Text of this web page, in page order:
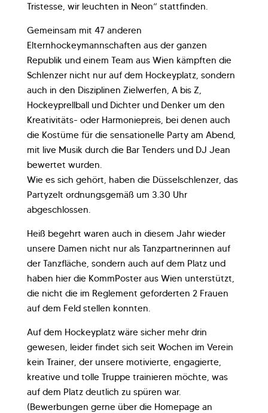
Tristesse, wir leuchten in Neon“ stattfinden.
Gemeinsam mit 47 anderen
Elternhockeymannschaften aus der ganzen
Republik und einem Team aus Wien kämpften die
Schlenzer nicht nur auf dem Hockeyplatz, sondern
auch in den Disziplinen Zielwerfen, A bis Z,
Hockeyprellball und Dichter und Denker um den
Kreativitäts- oder Harmoniepreis, bei denen auch
die Kostüme für die sensationelle Party am Abend,
mit live Musik durch die Bar Tenders und DJ Jean
bewertet wurden.
Wie es sich gehört, haben die Düsselschlenzer, das
Partyzelt ordnungsgemäß um 3.30 Uhr
abgeschlossen.
Heiß begehrt waren auch in diesem Jahr wieder
unsere Damen nicht nur als Tanzpartnerinnen auf
der Tanzfläche, sondern auch auf dem Platz und
haben hier die KommPoster aus Wien unterstützt,
die nicht die im Reglement geforderten 2 Frauen
auf dem Feld stellen konnten.
Auf dem Hockeyplatz wäre sicher mehr drin
gewesen, leider findet sich seit Wochen im Verein
kein Trainer, der unsere motivierte, engagierte,
kreative und tolle Truppe trainieren möchte, was
auf dem Platz deutlich zu spüren war.
(Bewerbungen gerne über die Homepage an